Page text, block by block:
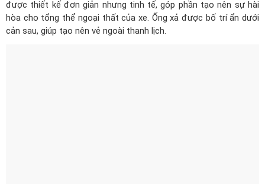
cản sau, giúp tạo nên vẻ ngoài thanh lịch.